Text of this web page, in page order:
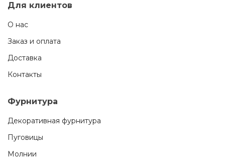
Для клиентов
О нас
Заказ и оплата
Доставка
Контакты
Фурнитура
Декоративная фурнитура
Пуговицы
Молнии